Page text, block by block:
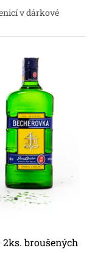
v dárkové
broušených